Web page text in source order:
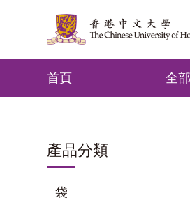
首頁 全
產品分類
袋